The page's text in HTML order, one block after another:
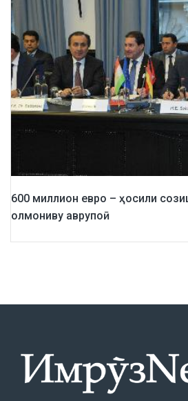
600 миллион евро – ҳосили
олмониву аврупоӣ